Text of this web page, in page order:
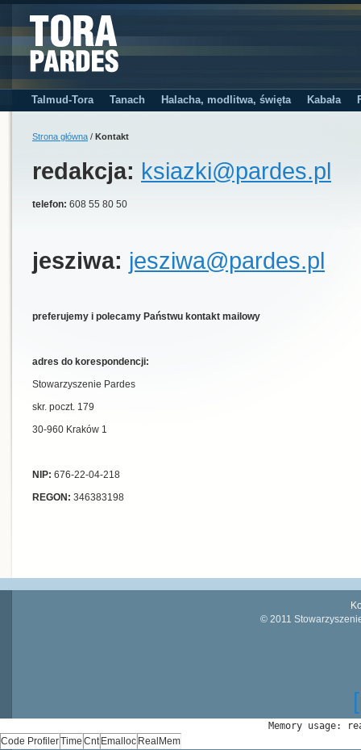
Talmud-Tora Tanach Halacha, modlitwa, święta Kabała
Strona główna / Kontakt
redakcja: ksiazki@pardes.pl
telefon: 608 55 80 50
jesziwa: jesziwa@pardes.pl
preferujemy i polecamy Państwu kontakt mailowy
adres do korespondencji:
Stowarzyszenie Pardes
skr. poczt. 179
30-960 Kraków 1
NIP: 676-22-04-218
REGON: 346383198
© 2011
Memory usage:
Code ProfilerTime Cnt Emalloc RealMem